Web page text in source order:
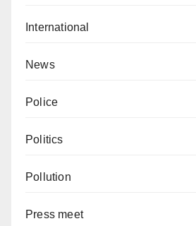
International
News
Police
Politics
Pollution
Press meet